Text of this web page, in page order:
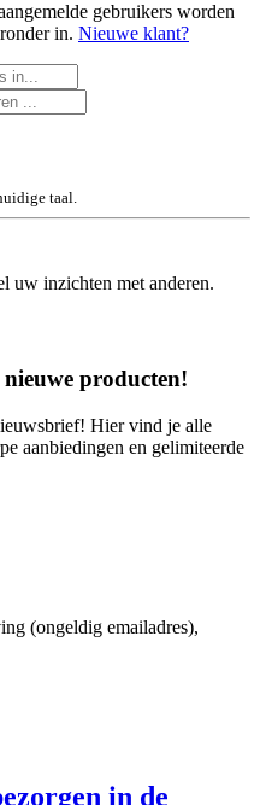
gebruikers worden
in. Nieuwe klant?
taal.
uw inzichten met anderen.
producten!
Hier vind je alle
aanbiedingen en gelimiteerde
(ongeldig emailadres),
in de